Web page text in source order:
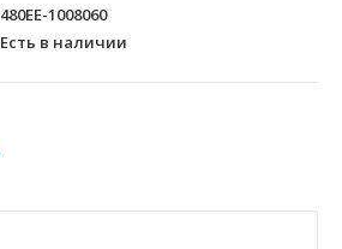
480EE-1008060
Есть в наличии